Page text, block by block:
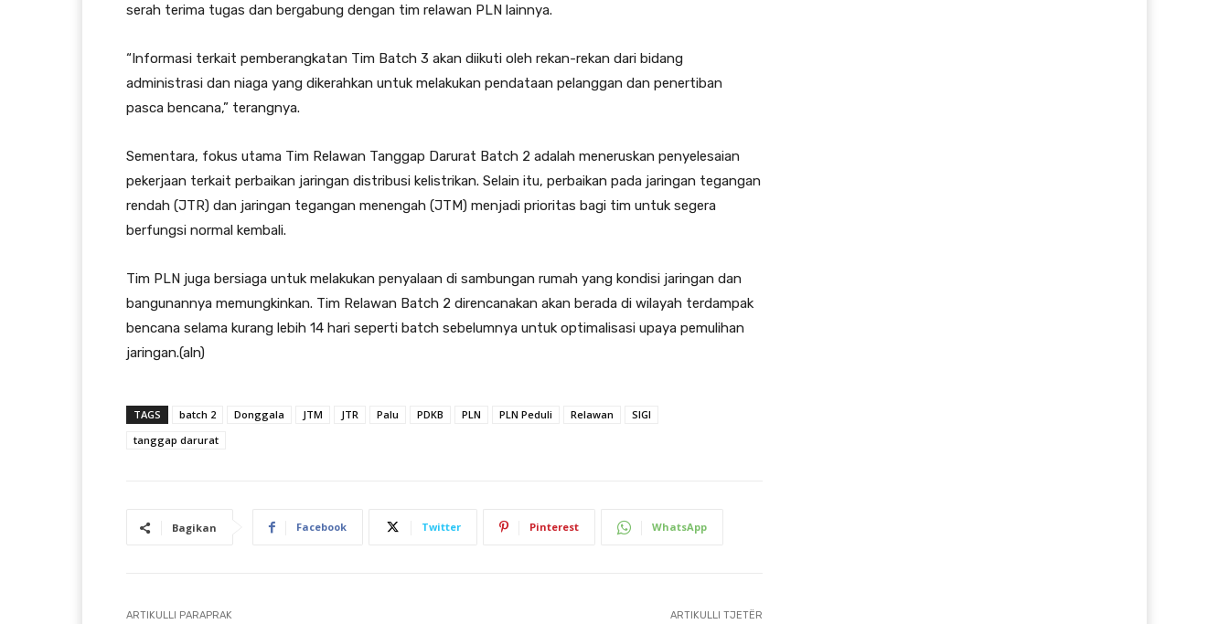
serah terima tugas dan bergabung dengan tim relawan PLN lainnya.
“Informasi terkait pemberangkatan Tim Batch 3 akan diikuti oleh rekan-rekan dari bidang
administrasi dan niaga yang dikerahkan untuk melakukan pendataan pelanggan dan penertiban
pasca bencana,” terangnya.
Sementara, fokus utama Tim Relawan Tanggap Darurat Batch 2 adalah meneruskan penyelesaian
pekerjaan terkait perbaikan jaringan distribusi kelistrikan. Selain itu, perbaikan pada jaringan tegangan
rendah (JTR) dan jaringan tegangan menengah (JTM) menjadi prioritas bagi tim untuk segera
berfungsi normal kembali.
Tim PLN juga bersiaga untuk melakukan penyalaan di sambungan rumah yang kondisi jaringan dan
bangunannya memungkinkan. Tim Relawan Batch 2 direncanakan akan berada di wilayah terdampak
bencana selama kurang lebih 14 hari seperti batch sebelumnya untuk optimalisasi upaya pemulihan
jaringan.(aln)
TAGS batch 2 Donggala JTM JTR Palu PDKB PLN PLN Peduli Relawan
SIGI
tanggap darurat
Bagikan Facebook Twitter Pinterest WhatsApp
ARTIKULLI PARAPRAK ARTIKULLI TJETËR